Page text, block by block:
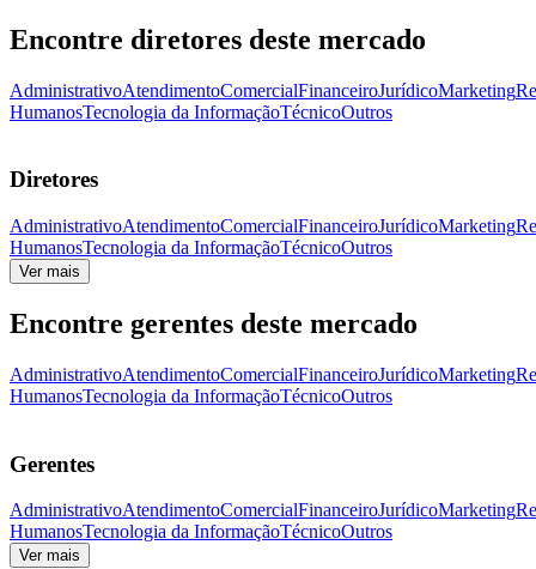
Encontre diretores deste mercado
AdministrativoAtendimentoComercialFinanceiroJurídicoMarketing
HumanosTecnologia da InformaçãoTécnicoOutros
Diretores
AdministrativoAtendimentoComercialFinanceiroJurídicoMarketing
HumanosTecnologia da InformaçãoTécnicoOutros
Ver mais
Encontre gerentes deste mercado
AdministrativoAtendimentoComercialFinanceiroJurídicoMarketing
HumanosTecnologia da InformaçãoTécnicoOutros
Gerentes
AdministrativoAtendimentoComercialFinanceiroJurídicoMarketing
HumanosTecnologia da InformaçãoTécnicoOutros
Ver mais